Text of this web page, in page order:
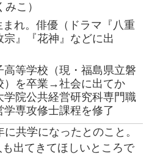
みこ）
れ。俳優（ドラマ『八重
』『花神』などに出
高等学校（現・福島県立磐
）を卒業→社会に出てか
学院公共経営研究科専門職
専攻修士課程を修了
共学になったとのこと。
出てきてほしいところで